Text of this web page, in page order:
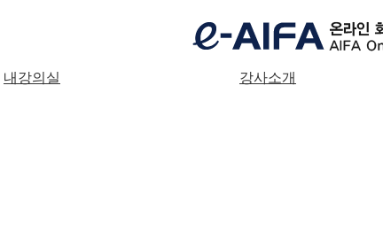
내강의실 강사소개